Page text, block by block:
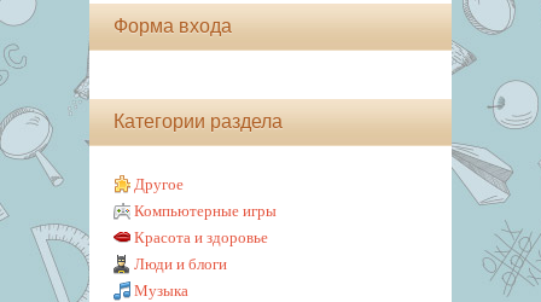
Форма входа
Категории раздела
Другое
Компьютерные игры
Красота и здоровье
Люди и блоги
Музыка